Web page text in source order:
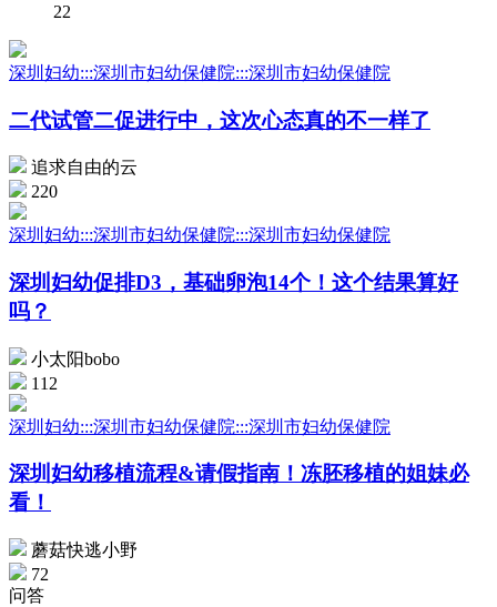
22
深圳妇幼:::深圳市妇幼保健院:::深圳市妇幼保健院
二代试管二促进行中，这次心态真的不一样了
追求自由的云
220
深圳妇幼:::深圳市妇幼保健院:::深圳市妇幼保健院
深圳妇幼促排D3，基础卵泡14个！这个结果算好
吗？
小太阳bobo
112
深圳妇幼:::深圳市妇幼保健院:::深圳市妇幼保健院
深圳妇幼移植流程&请假指南！冻胚移植的姐妹必
看！
蘑菇快逃小野
72
问答